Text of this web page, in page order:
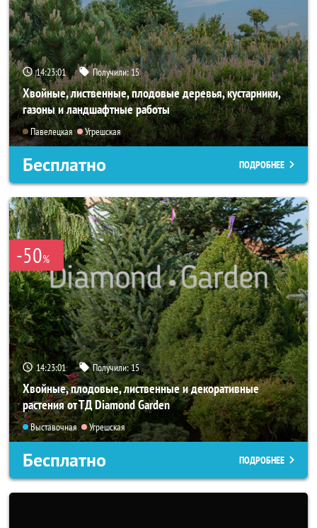
14:23:00 Получили:15
Хвойные, лиственные, плодовые деревья, кустарники,
газоны и ландшафтные работы
Павелецкая Угрешская
Бесплатно ПОДРОБНЕЕ
-50%
14:23:00 Получили:15
Хвойные, плодовые, лиственные и декоративные
растения от ТД Diamond Garden
Выставочная Угрешская
Бесплатно ПОДРОБНЕЕ